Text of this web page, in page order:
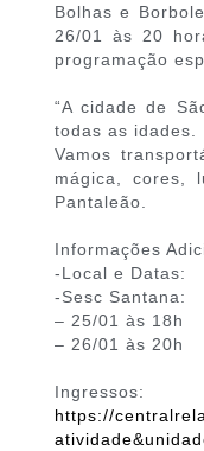
Bolhas e
26/01 às 20
programação
“A cidade de
todas as idades.
Vamos
mágica, cores,
Pantaleão.
Informações
-Local e Datas:
-Sesc Santana:
– 25/01 às 18h
– 26/01 às 20h
Ingressos:
https://